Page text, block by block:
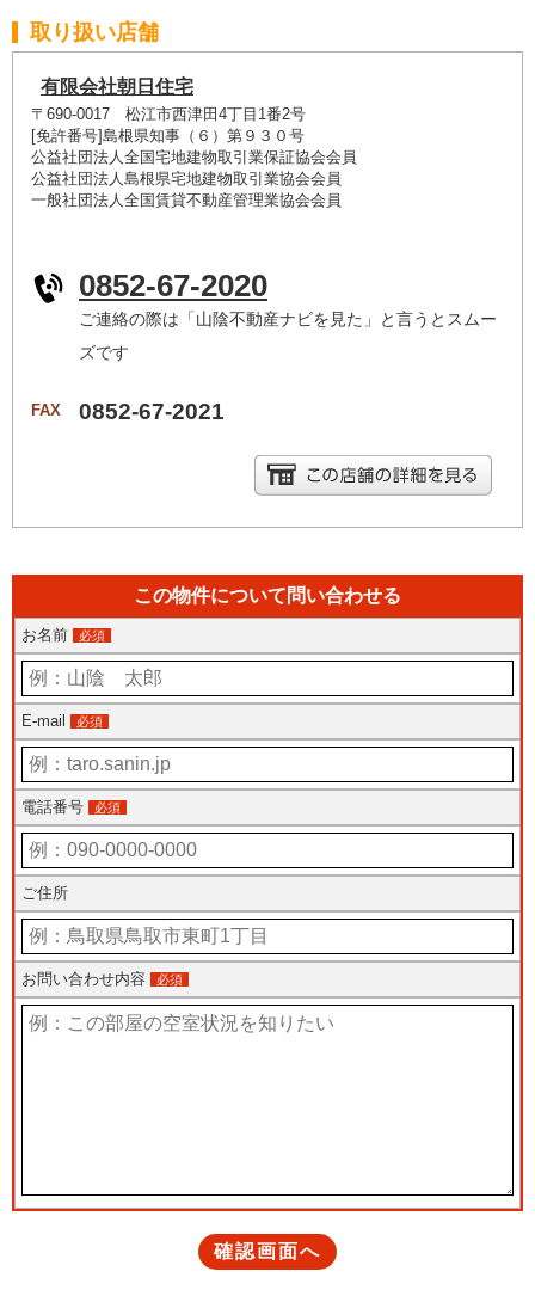
取り扱い店舗
有限会社朝日住宅
〒690-0017 松江市西津田4丁目1番2号
[免許番号]島根県知事（６）第９３０号
公益社団法人全国宅地建物取引業保証協会会員
公益社団法人島根県宅地建物取引業協会会員
一般社団法人全国賃貸不動産管理業協会会員
0852-67-2020
ご連絡の際は「山陰不動産ナビを見た」と言うとスムー
ズです
FAX 0852-67-2021